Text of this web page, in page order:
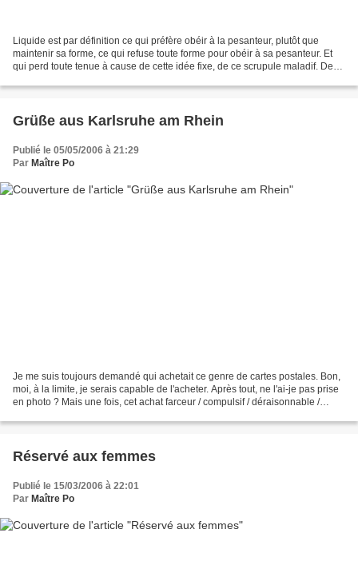
Liquide est par définition ce qui préfère obéir à la pesanteur, plutôt que
maintenir sa forme, ce qui refuse toute forme pour obéir à sa pesanteur. Et
qui perd toute tenue à cause de cette idée fixe, de ce scrupule maladif. De
Grüße aus Karlsruhe am Rhein
Publié le 05/05/2006 à 21:29
Par Maître Po
Je me suis toujours demandé qui achetait ce genre de cartes postales. Bon,
moi, à la limite, je serais capable de l'acheter. Après tout, ne l'ai-je pas prise
en photo ? Mais une fois, cet achat farceur / compulsif / déraisonnable /
Réservé aux femmes
Publié le 15/03/2006 à 22:01
Par Maître Po